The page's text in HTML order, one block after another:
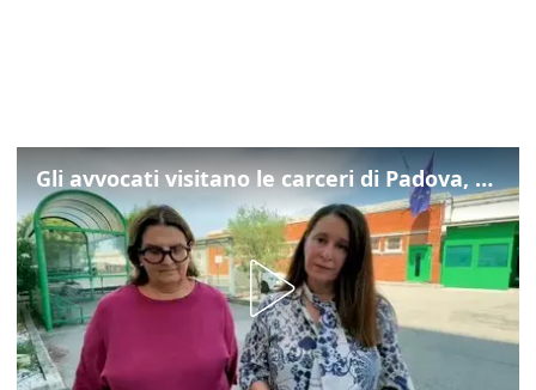
Gli avvocati visitano le carceri di Padova, ecco cosa hanno trovato